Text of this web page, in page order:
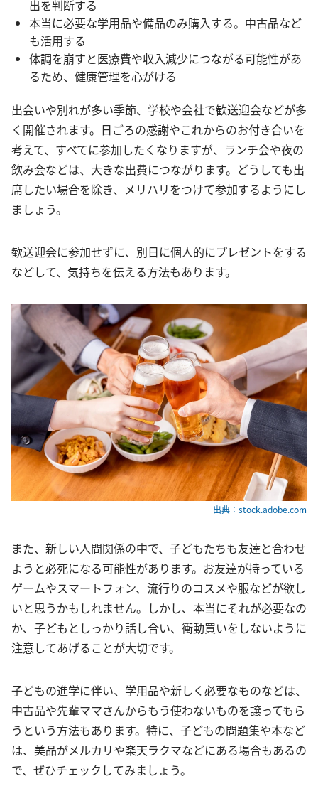
出を判断する
本当に必要な学用品や備品のみ購入する。中古品など
も活用する
体調を崩すと医療費や収入減少につながる可能性があ
るため、健康管理を心がける
出会いや別れが多い季節、学校や会社で歓送迎会などが多
く開催されます。日ごろの感謝やこれからのお付き合いを
考えて、すべてに参加したくなりますが、ランチ会や夜の
飲み会などは、大きな出費につながります。どうしても出
席したい場合を除き、メリハリをつけて参加するようにし
ましょう。
歓送迎会に参加せずに、別日に個人的にプレゼントをする
などして、気持ちを伝える方法もあります。
出典：stock.adobe.com
また、新しい人間関係の中で、子どもたちも友達と合わせ
ようと必死になる可能性があります。お友達が持っている
ゲームやスマートフォン、流行りのコスメや服などが欲し
いと思うかもしれません。しかし、本当にそれが必要なの
か、子どもとしっかり話し合い、衝動買いをしないように
注意してあげることが大切です。
子どもの進学に伴い、学用品や新しく必要なものなどは、
中古品や先輩ママさんからもう使わないものを譲ってもら
うという方法もあります。特に、子どもの問題集や本など
は、美品がメルカリや楽天ラクマなどにある場合もあるの
で、ぜひチェックしてみましょう。